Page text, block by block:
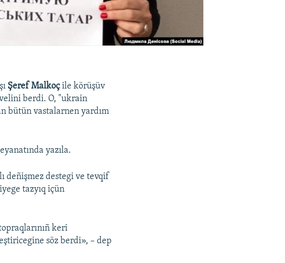
Şeref Malkoçile körüşüv
berdi. O, "ukrain
bütün vastalarnen yardım
yazıla.
deñişmez destegi ve tevqif
tazyıq içün
keri
söz berdi», – dep